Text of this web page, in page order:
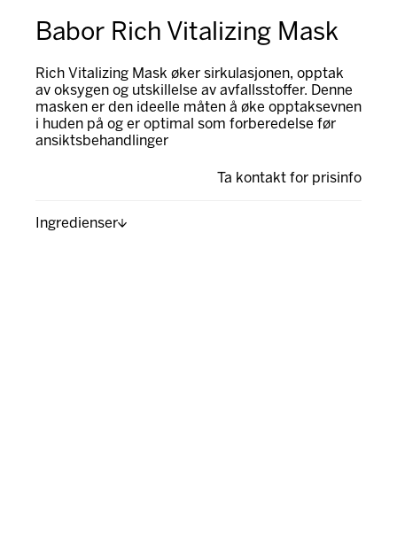
Babor Rich Vitalizing Mask
Rich Vitalizing Mask øker sirkulasjonen, opptak
av oksygen og utskillelse av avfallsstoffer. Denne
masken er den ideelle måten å øke opptaksevnen
i huden på og er optimal som forberedelse før
ansiktsbehandlinger
Ta kontakt for prisinfo
Ingredienser